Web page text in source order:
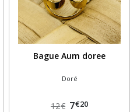
Bague Aum doree
Doré
12€ 7€20